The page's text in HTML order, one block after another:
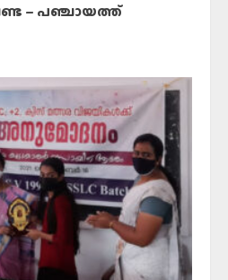
– പഞ്ചായത്ത്